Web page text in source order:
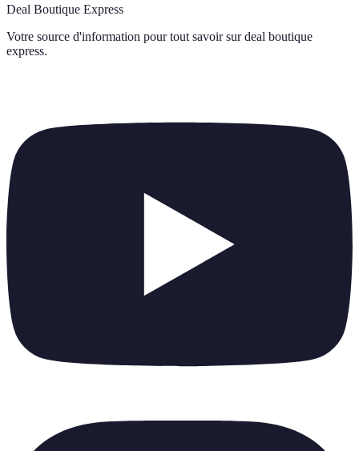
Deal Boutique Express
Votre source d'information pour tout savoir sur deal boutique
express.